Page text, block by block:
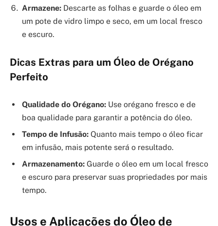
Armazene: Descarte as folhas e guarde o óleo em
um pote de vidro limpo e seco, em um local fresco
e escuro.
Dicas Extras para um Óleo de Orégano
Perfeito
Qualidade do Orégano: Use orégano fresco e de
boa qualidade para garantir a potência do óleo.
Tempo de Infusão: Quanto mais tempo o óleo ficar
em infusão, mais potente será o resultado.
Armazenamento: Guarde o óleo em um local fresco
e escuro para preservar suas propriedades por mais
tempo.
Usos e Aplicações do Óleo de